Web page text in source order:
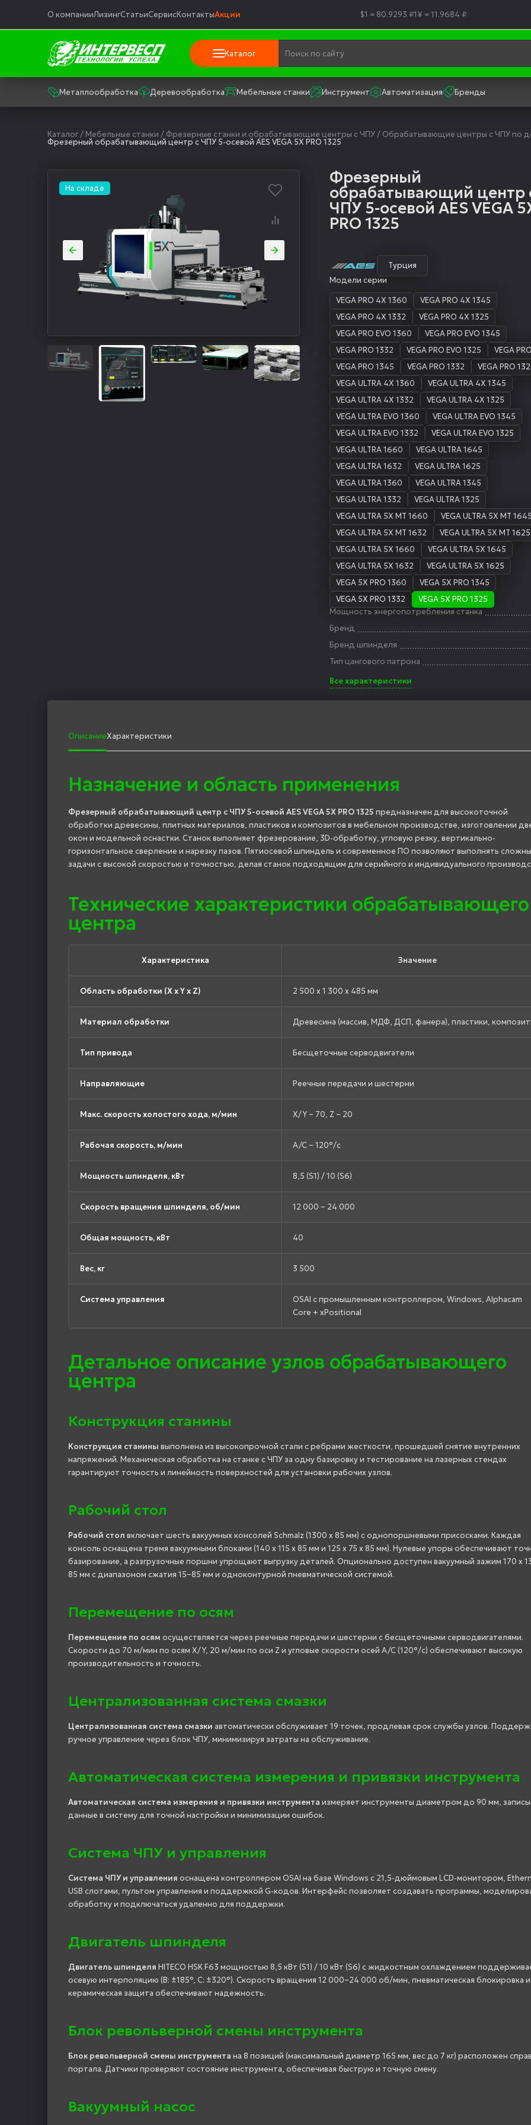
О компанииЛизингСтатьиСервисКонтактыАкции $1 = 80.9293 ₽1¥ = 11.9684 ₽
Каталог
Металлообработка Деревообработка Мебельные станки Инструмент Автоматизация Бренды
Каталог/ Мебельные станки / Фрезерные станки и обрабатывающие центры с ЧПУ/ Обрабатывающие центры с ЧПУ по
Фрезерный обрабатывающий центр с ЧПУ 5-осевой AES VEGA 5X PRO 1325
На складе
Фрезерный
обрабатывающий центр
ЧПУ 5-осевой AES VEGA
PRO 1325
Турция
Модели серии
VEGA PRO 4X 1360
VEGA PRO 4X 1345
VEGA PRO 4X 1332
VEGA PRO 4X 1325
VEGA PRO EVO 1360
VEGA PRO EVO 1345
VEGA PRO 1332
VEGA PRO EVO 1325
VEGA
VEGA PRO 1345
VEGA PRO 1332
VEGA PRO
VEGA ULTRA 4X 1360
VEGA ULTRA 4X 1345
VEGA ULTRA 4X 1332
VEGA ULTRA 4X 1325
VEGA ULTRA EVO 1360
VEGA ULTRA EVO 1345
VEGA ULTRA EVO 1332
VEGA ULTRA EVO 1325
VEGA ULTRA 1660
VEGA ULTRA 1645
VEGA ULTRA 1632
VEGA ULTRA 1625
VEGA ULTRA 1360
VEGA ULTRA 1345
VEGA ULTRA 1332
VEGA ULTRA 1325
VEGA ULTRA 5X MT 1660
VEGA ULTRA 5X MT 1645
VEGA ULTRA 5X MT 1632
VEGA ULTRA 5X MT 1625
VEGA ULTRA 5X 1660
VEGA ULTRA 5X 1645
VEGA ULTRA 5X 1632
VEGA ULTRA 5X 1625
VEGA 5X PRO 1360
VEGA 5X PRO 1345
VEGA 5X PRO 1332
VEGA 5X PRO 1325
Мощность энергопотребления станка
Бренд
Бренд шпинделя
Тип цангового патрона
Все характеристики
ОписаниеХарактеристики
Назначение и область применения
Фрезерный обрабатывающий центр с ЧПУ 5-осевой AES VEGA 5X PRO 1325 предназначен для высокоточной
обработки древесины, плитных материалов, пластиков и композитов в мебельном производстве, изготовлении
окон и модельной оснастки. Станок выполняет фрезерование, 3D-обработку, угловую резку, вертикально-
горизонтальное сверление и нарезку пазов. Пятиосевой шпиндель и современное ПО позволяют выполнять
задачи с высокой скоростью и точностью, делая станок подходящим для серийного и индивидуального
Технические характеристики обрабатывающего
центра
Характеристика Значение
Область обработки (X x Y x Z) 2 500 x 1 300 x 485 мм
Материал обработки Древесина (массив, МДФ, ДСП, фанера), пластики,
Тип привода Бесщеточные серводвигатели
Направляющие Реечные передачи и шестерни
Макс. скорость холостого хода, м/мин X/Y – 70, Z – 20
Рабочая скорость, м/мин A/C – 120°/с
Мощность шпинделя, кВт 8,5 (S1) / 10 (S6)
Скорость вращения шпинделя, об/мин 12 000 – 24 000
Общая мощность, кВт 40
Вес, кг 3 500
Система управления
OSAI с промышленным контроллером, Windows, Alphacam
Core + xPositional
Детальное описание узлов обрабатывающего
центра
Конструкция станины
Конструкция станины выполнена из высокопрочной стали с ребрами жесткости, прошедшей снятие внутренних
напряжений. Механическая обработка на станке с ЧПУ за одну базировку и тестирование на лазерных стендах
гарантируют точность и линейность поверхностей для установки рабочих узлов.
Рабочий стол
Рабочий стол включает шесть вакуумных консолей Schmalz (1300 x 85 мм) с однопоршневыми присосками. Каждая
консоль оснащена тремя вакуумными блоками (140 x 115 x 85 мм и 125 x 75 x 85 мм). Нулевые упоры обеспечивают
базирование, а разгрузочные поршни упрощают выгрузку деталей. Опционально доступен вакуумный зажим 170 x
85 мм с диапазоном сжатия 15–85 мм и одноконтурной пневматической системой.
Перемещение по осям
Перемещение по осям осуществляется через реечные передачи и шестерни с бесщеточными серводвигателями.
Скорости до 70 м/мин по осям X/Y, 20 м/мин по оси Z и угловые скорости осей A/C (120°/с) обеспечивают высокую
производительность и точность.
Централизованная система смазки
Централизованная система смазки автоматически обслуживает 19 точек, продлевая срок службы узлов.
ручное управление через блок ЧПУ, минимизируя затраты на обслуживание.
Автоматическая система измерения и привязки инструмента
Автоматическая система измерения и привязки инструмента измеряет инструменты диаметром до 90 мм,
данные в систему для точной настройки и минимизации ошибок.
Система ЧПУ и управления
Система ЧПУ и управления оснащена контроллером OSAI на базе Windows с 21,5-дюймовым LCD-монитором,
USB слотами, пультом управления и поддержкой G-кодов. Интерфейс позволяет создавать программы,
обработку и подключаться удаленно для поддержки.
Двигатель шпинделя
Двигатель шпинделя HITECO HSK F63 мощностью 8,5 кВт (S1) / 10 кВт (S6) с жидкостным охлаждением
осевую интерполяцию (B: ±185°, C: ±320°). Скорость вращения 12 000–24 000 об/мин, пневматическая блокировка и
керамическая защита обеспечивают надежность.
Блок револьверной смены инструмента
Блок револьверной смены инструмента на 8 позиций (максимальный диаметр 165 мм, вес до 7 кг) расположен
портала. Датчики проверяют состояние инструмента, обеспечивая быструю и точную смену.
Вакуумный насос